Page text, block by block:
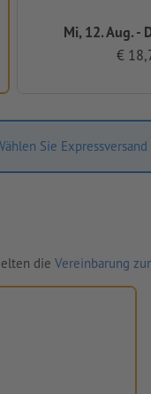
Mi, 12. Aug. -
€
Sie
die Vereinbarung